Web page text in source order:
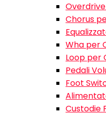
Chorus
Wha per
Loop per
Pedali
Foot
Custodie